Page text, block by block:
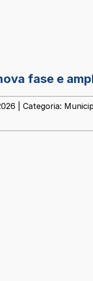
fase e
| Categoria: